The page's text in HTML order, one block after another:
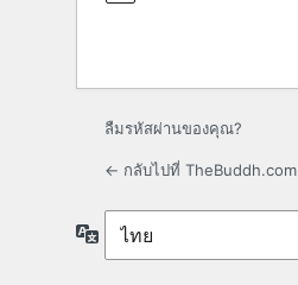
ลืมรหัสผ่านของคุณ?
← กลับไปที่ TheBuddh.com
ภาษา